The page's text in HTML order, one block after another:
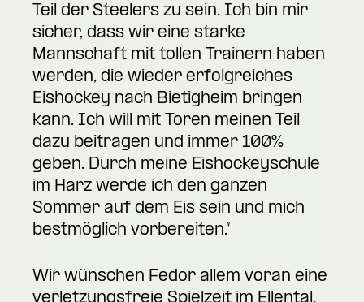
Teil der Steelers zu sein. Ich bin mir
sicher, dass wir eine starke
Mannschaft mit tollen Trainern haben
werden, die wieder erfolgreiches
Eishockey nach Bietigheim bringen
kann. Ich will mit Toren meinen Teil
dazu beitragen und immer 100%
geben. Durch meine Eishockeyschule
im Harz werde ich den ganzen
Sommer auf dem Eis sein und mich
bestmöglich vorbereiten.“
Wir wünschen Fedor allem voran eine